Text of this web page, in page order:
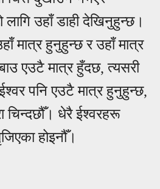
उहाँ डाही देखिनुहुन्छ।
मात्र हुनुहुन्छ र उहाँ मात्र
एउटै मात्र हुँदछ, त्यसरी
पनि एउटै मात्र हुनुहुन्छ,
चिन्दछौँ। धेरै ईश्वरहरू
होइनौँ।